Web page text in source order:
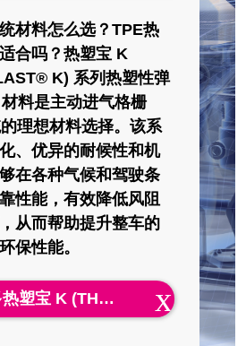
材料怎么选？TPE热
合吗？热塑宝 K
K) 系列热塑性弹
料是主动进气格栅
理想材料选择。该系
、优异的耐候性和机
在各种气候和驾驶条
性能，有效降低风阻
从而帮助提升整车的
保性能。
K) 系列详情